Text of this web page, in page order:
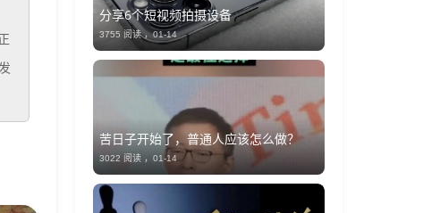
分享6个短视频拍摄设备
3755 阅读 ，01-14
苦日子开始了，普通人应该怎么做？
3022 阅读 ，01-14